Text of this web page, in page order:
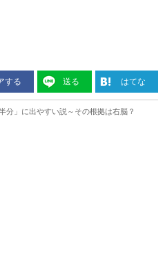
する 送る はてな
分」に出やすい説～その根拠は右脳？